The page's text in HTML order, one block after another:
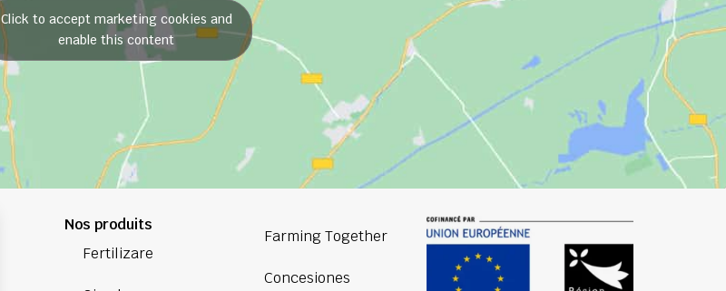
Click to accept marketing cookies and
enable this content
Nos produits
Fertilizare
Farming Together
Concesiones